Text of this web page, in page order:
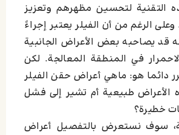
التقنية لتحسين مظهرهم وتعزيز
الرغم من أن الفيلر يعتبر إجراءً
قد يصاحبه بعض الأعراض الجانبية
في المنطقة المعالجة. لكن
دائما هو: ماهي أعراض حقن الفيلر
الأعراض طبيعية أم تشير إلى فشل
خطيرة؟
سوف نستعرض بالتفصيل أعراض